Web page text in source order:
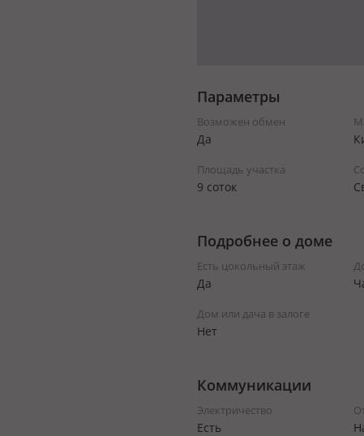
Параметры
Возможен обмен
Да
Площадь участка
9 соток
Подробнее о доме
Есть цокольный этаж
Да
Дом или дача в залоге
Нет
Коммуникации
Электричество
Есть